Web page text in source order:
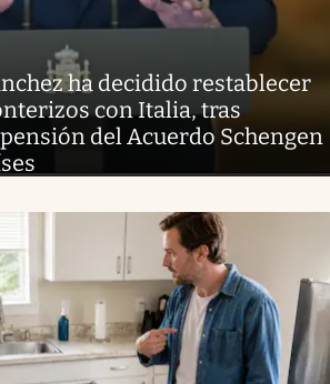
ha decidido restablecer
con Italia, tras
del Acuerdo Schengen